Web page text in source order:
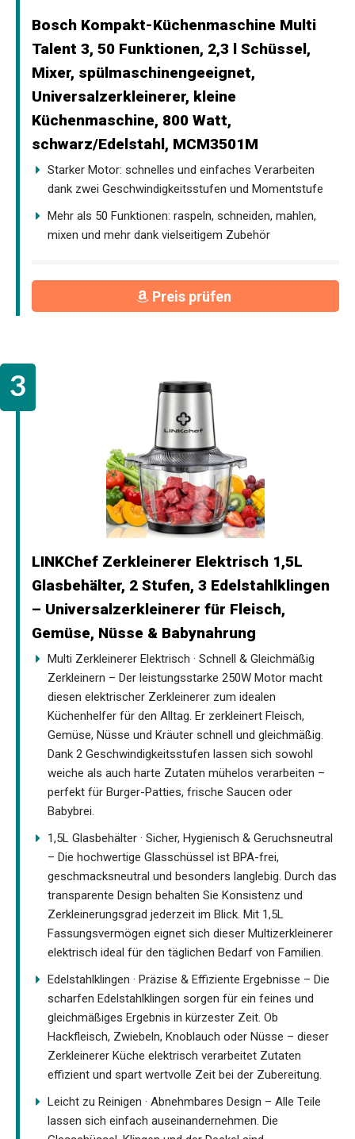
Bosch Kompakt-Küchenmaschine Multi
Talent 3, 50 Funktionen, 2,3 l Schüssel,
Mixer, spülmaschinengeeignet,
Universalzerkleinerer, kleine
Küchenmaschine, 800 Watt,
schwarz/Edelstahl, MCM3501M
Starker Motor: schnelles und einfaches Verarbeiten
dank zwei Geschwindigkeitsstufen und Momentstufe
Mehr als 50 Funktionen: raspeln, schneiden, mahlen,
mixen und mehr dank vielseitigem Zubehör
Preis prüfen
LINKChef Zerkleinerer Elektrisch 1,5L
Glasbehälter, 2 Stufen, 3 Edelstahlklingen
– Universalzerkleinerer für Fleisch,
Gemüse, Nüsse & Babynahrung
Multi Zerkleinerer Elektrisch · Schnell & Gleichmäßig
Zerkleinern – Der leistungsstarke 250W Motor macht
diesen elektrischer Zerkleinerer zum idealen
Küchenhelfer für den Alltag. Er zerkleinert Fleisch,
Gemüse, Nüsse und Kräuter schnell und gleichmäßig.
Dank 2 Geschwindigkeitsstufen lassen sich sowohl
weiche als auch harte Zutaten mühelos verarbeiten –
perfekt für Burger-Patties, frische Saucen oder
Babybrei.
1,5L Glasbehälter · Sicher, Hygienisch & Geruchsneutral
– Die hochwertige Glasschüssel ist BPA-frei,
geschmacksneutral und besonders langlebig. Durch das
transparente Design behalten Sie Konsistenz und
Zerkleinerungsgrad jederzeit im Blick. Mit 1,5L
Fassungsvermögen eignet sich dieser Multizerkleinerer
elektrisch ideal für den täglichen Bedarf von Familien.
Edelstahlklingen · Präzise & Effiziente Ergebnisse – Die
scharfen Edelstahlklingen sorgen für ein feines und
gleichmäßiges Ergebnis in kürzester Zeit. Ob
Hackfleisch, Zwiebeln, Knoblauch oder Nüsse – dieser
Zerkleinerer Küche elektrisch verarbeitet Zutaten
effizient und spart wertvolle Zeit bei der Zubereitung.
Leicht zu Reinigen · Abnehmbares Design – Alle Teile
lassen sich einfach auseinandernehmen. Die